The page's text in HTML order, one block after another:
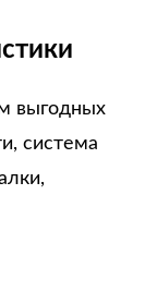
выгодных
система